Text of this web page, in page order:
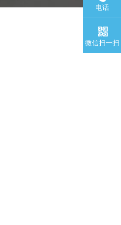
电话
微信扫一扫